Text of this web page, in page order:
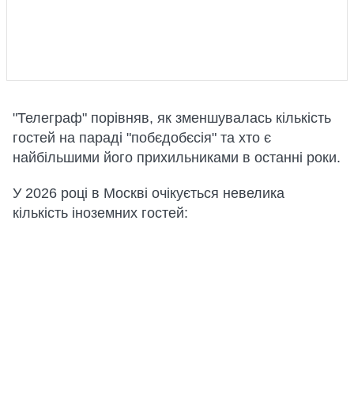
"Телеграф" порівняв, як зменшувалась кількість
гостей на параді "побєдобєсія" та хто є
найбільшими його прихильниками в останні роки.
У 2026 році в Москві очікується невелика
кількість іноземних гостей: